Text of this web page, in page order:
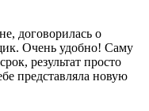
договорилась о
Очень удобно! Саму
результат просто
представляла новую